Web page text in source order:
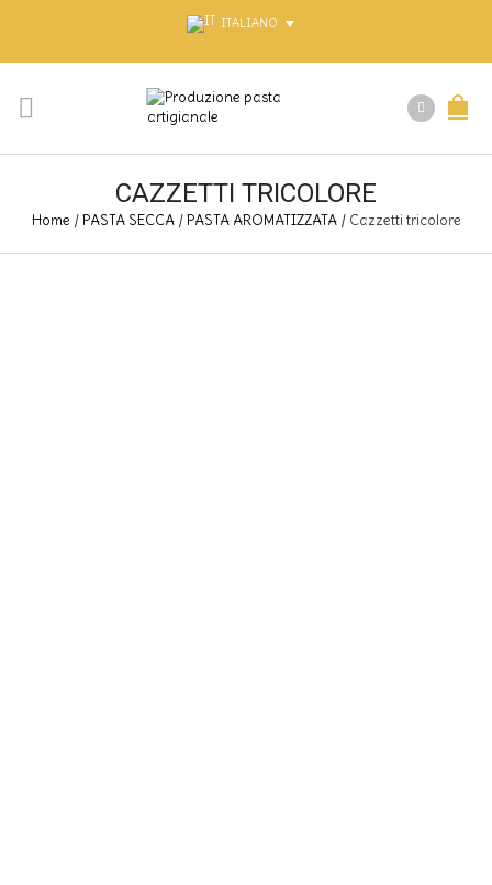
ITALIANO
CAZZETTI TRICOLORE
Home / PASTA SECCA / PASTA AROMATIZZATA /Cazzetti tricolore